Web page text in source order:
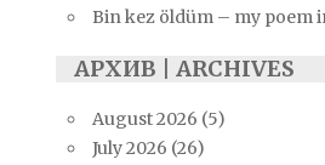
Bin kez öldüm – my poem
АРХИВ | ARCHIVES
August 2026 (5)
July 2026 (26)